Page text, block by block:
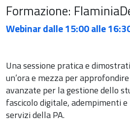
Formazione:
Webinar dalle 15:00 alle
Una sessione pratica e
un’ora e mezza per
avanzate per la gestione dello
fascicolo digitale, adempimenti
servizi della PA.